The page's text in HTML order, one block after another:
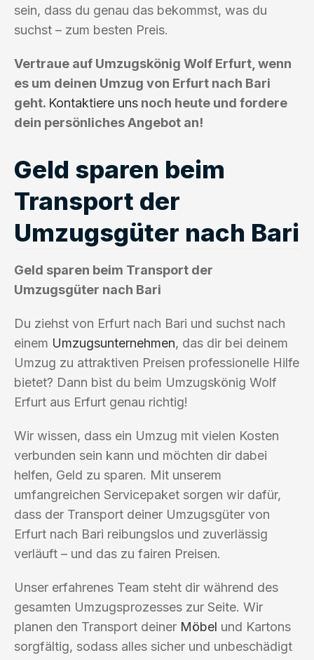
sein, dass du genau das bekommst, was du
suchst – zum besten Preis.
Vertraue auf Umzugskönig Wolf Erfurt, wenn
es um deinen Umzug von Erfurt nach Bari
geht. Kontaktiere uns noch heute und fordere
dein persönliches Angebot an!
Geld sparen beim
Transport der
Umzugsgüter nach Bari
Geld sparen beim Transport der
Umzugsgüter nach Bari
Du ziehst von Erfurt nach Bari und suchst nach
einem Umzugsunternehmen, das dir bei deinem
Umzug zu attraktiven Preisen professionelle Hilfe
bietet? Dann bist du beim Umzugskönig Wolf
Erfurt aus Erfurt genau richtig!
Wir wissen, dass ein Umzug mit vielen Kosten
verbunden sein kann und möchten dir dabei
helfen, Geld zu sparen. Mit unserem
umfangreichen Servicepaket sorgen wir dafür,
dass der Transport deiner Umzugsgüter von
Erfurt nach Bari reibungslos und zuverlässig
verläuft – und das zu fairen Preisen.
Unser erfahrenes Team steht dir während des
gesamten Umzugsprozesses zur Seite. Wir
planen den Transport deiner Möbel und Kartons
sorgfältig, sodass alles sicher und unbeschädigt